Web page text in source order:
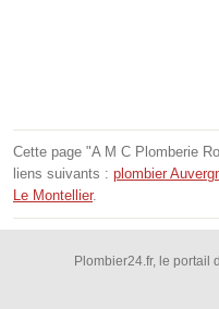
Cette page "A M C Plomberie
liens suivants : plombier
Le Montellier.
Plombier24.fr, le portail